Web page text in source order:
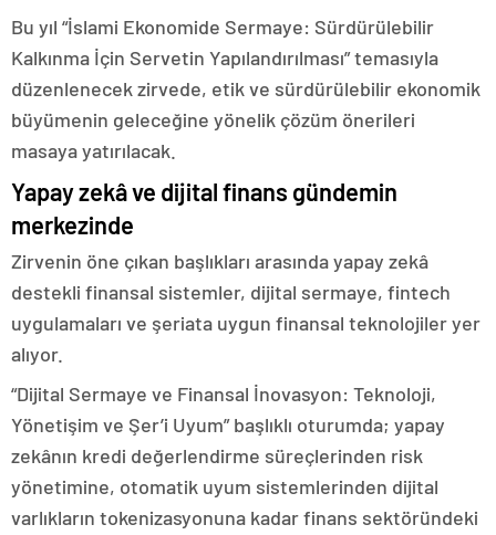
Bu yıl “İslami Ekonomide Sermaye: Sürdürülebilir
Kalkınma İçin Servetin Yapılandırılması” temasıyla
düzenlenecek zirvede, etik ve sürdürülebilir ekonomik
büyümenin geleceğine yönelik çözüm önerileri
masaya yatırılacak.
Yapay zekâ ve dijital finans gündemin
merkezinde
Zirvenin öne çıkan başlıkları arasında yapay zekâ
destekli finansal sistemler, dijital sermaye, fintech
uygulamaları ve şeriata uygun finansal teknolojiler yer
alıyor.
“Dijital Sermaye ve Finansal İnovasyon: Teknoloji,
Yönetişim ve Şer’i Uyum” başlıklı oturumda; yapay
zekânın kredi değerlendirme süreçlerinden risk
yönetimine, otomatik uyum sistemlerinden dijital
varlıkların tokenizasyonuna kadar finans sektöründeki